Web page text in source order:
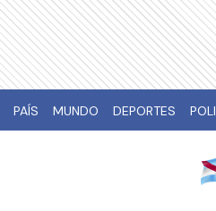
PAÍS MUNDO DEPORTES